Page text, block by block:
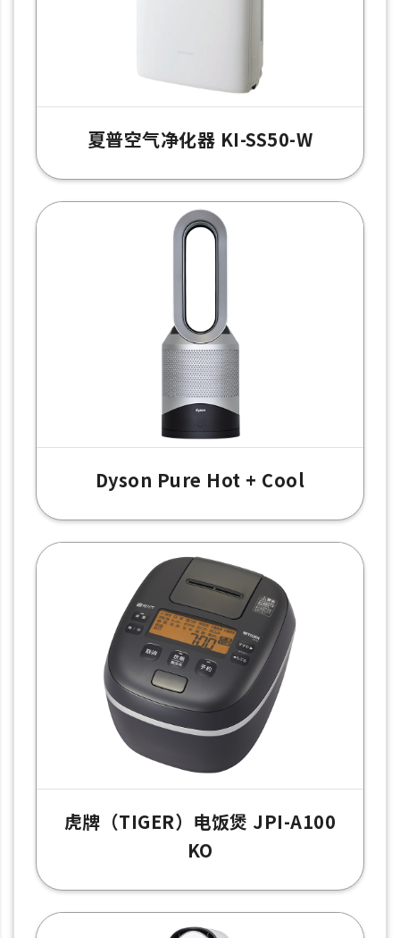
夏普空气净化器 KI-SS50-W
Dyson Pure Hot + Cool
虎牌（TIGER）电饭煲 JPI-A100
KO